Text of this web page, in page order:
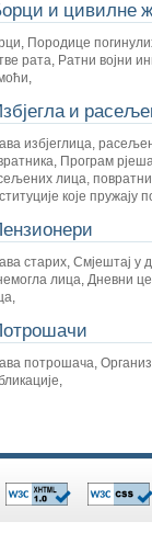
и цивилне
, Породице
рата, Ратни војни
,
и
избјеглица,
, Програм
лица,
које пружају
старих, Смјештај у
лица, Дневни
,
потрошача,
,